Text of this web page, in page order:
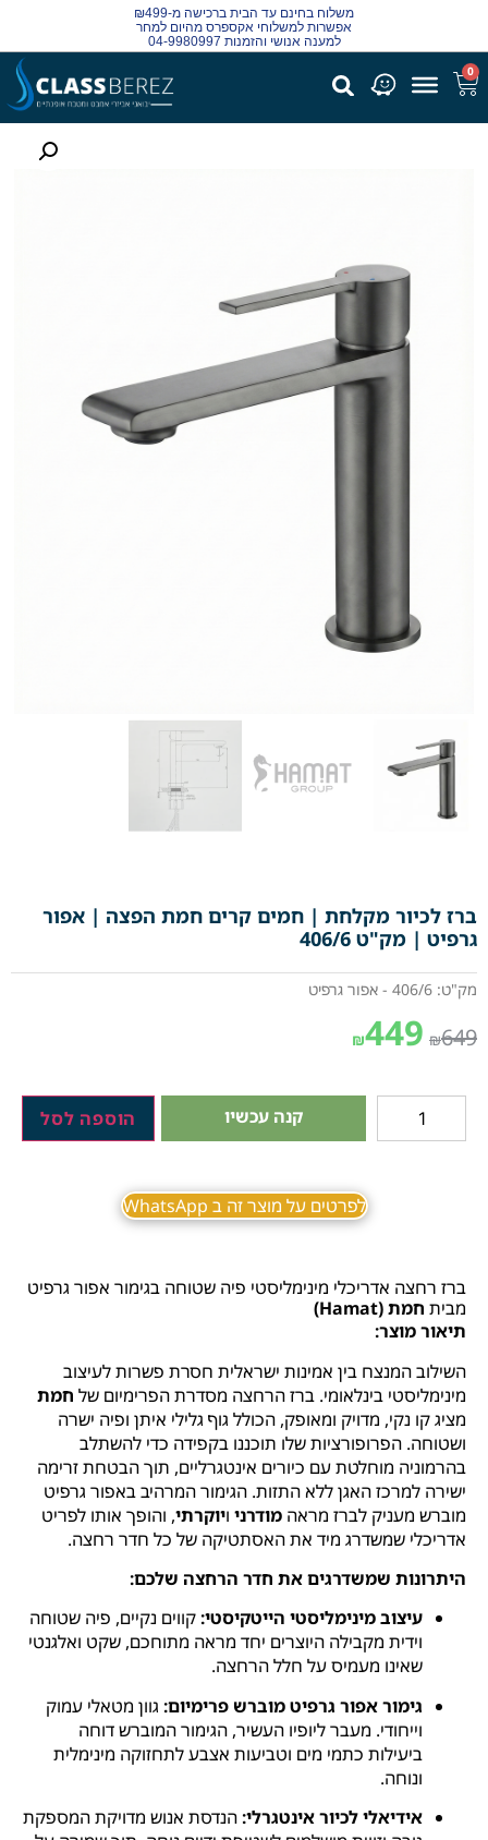
משלוח בחינם עד הבית ברכישה מ-₪499
אפשרות למשלוחי אקספרס מהיום למחר
למענה אנושי והזמנות 04-9980997
0
ברז לכיור מקלחת | חמים קרים חמת הפצה | אפור
גרפיט | מק"ט 406/6
מק"ט: 406/6 - אפור גרפיט
₪649
₪449
קנה עכשיו הוספה לסל
לפרטים על מוצר זה ב WhatsApp
ברז רחצה אדריכלי מינימליסטי פיה שטוחה בגימור אפור גרפיט
מבית חמת (Hamat)
תיאור מוצר:
השילוב המנצח בין אמינות ישראלית חסרת פשרות לעיצוב
מינימליסטי בינלאומי. ברז הרחצה מסדרת הפרימיום של חמת
מציג קו נקי, מדויק ומאופק, הכולל גוף גלילי איתן ופיה ישרה
ושטוחה. הפרופורציות שלו תוכננו בקפידה כדי להשתלב
בהרמוניה מוחלטת עם כיורים אינטגרליים, תוך הבטחת זרימה
ישירה למרכז האגן ללא התזות. הגימור המרהיב באפור גרפיט
מוברש מעניק לברז מראה מודרני ויוקרתי, והופך אותו לפריט
אדריכלי שמשדרג מיד את האסתטיקה של כל חדר רחצה.
היתרונות שמשדרגים את חדר הרחצה שלכם:
עיצוב מינימליסטי הייטקיסטי:קווים נקיים, פיה שטוחה
וידית מקבילה היוצרים יחד מראה מתוחכם, שקט ואלגנטי
שאינו מעמיס על חלל הרחצה.
גימור אפור גרפיט מוברש פרימיום: גוון מטאלי עמוק
וייחודי. מעבר ליופיו העשיר, הגימור המוברש דוחה
ביעילות כתמי מים וטביעות אצבע לתחזוקה מינימלית
ונוחה.
אידיאלי לכיור אינטגרלי:הנדסת אנוש מדויקת המספקת